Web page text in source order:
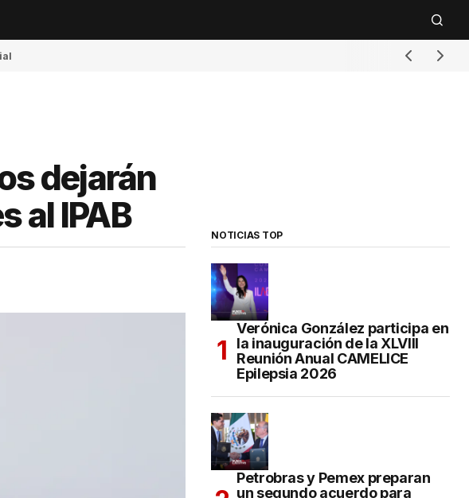
dejarán
al IPAB
NOTICIAS TOP
Verónica González participa en
la inauguración de la XLVIII
Reunión Anual CAMELICE
Epilepsia 2026
Petrobras y Pemex preparan
un segundo acuerdo para